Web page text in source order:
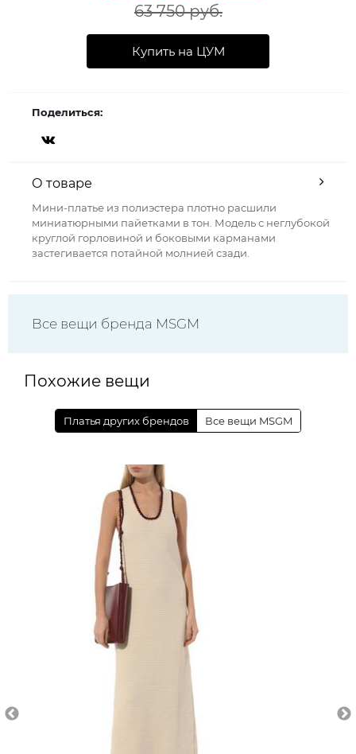
63 750 руб.
Купить на ЦУМ
Поделиться:
О товаре
Мини-платье из полиэстера плотно расшили
миниатюрными пайетками в тон. Модель с неглубокой
круглой горловиной и боковыми карманами
застегивается потайной молнией сзади.
Все вещи бренда MSGM
Похожие вещи
Платья других брендов Все вещи MSGM